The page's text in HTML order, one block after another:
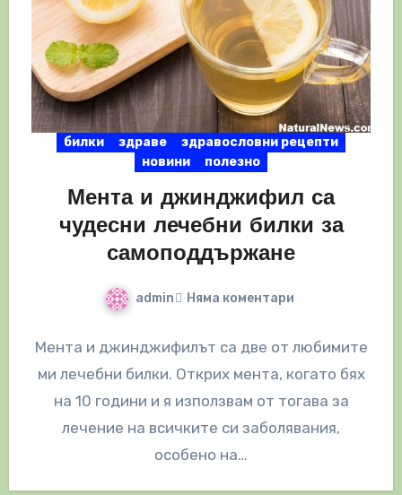
билки здраве
здравословни рецепти
новини
полезно
Мента и джинджифил са
чудесни лечебни билки за
самоподдържане
admin Няма коментари
Мента и джинджифилът са две от любимите
ми лечебни билки. Открих мента, когато бях
на 10 години и я използвам от тогава за
лечение на всичките си заболявания,
особено на…